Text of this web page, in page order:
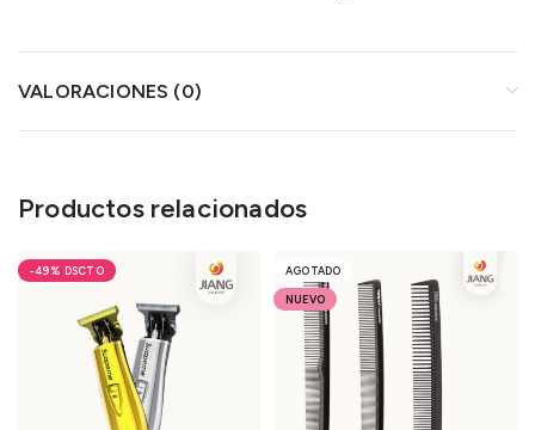
VALORACIONES (0)
Productos relacionados
-49% AGOTADO
NUEVO